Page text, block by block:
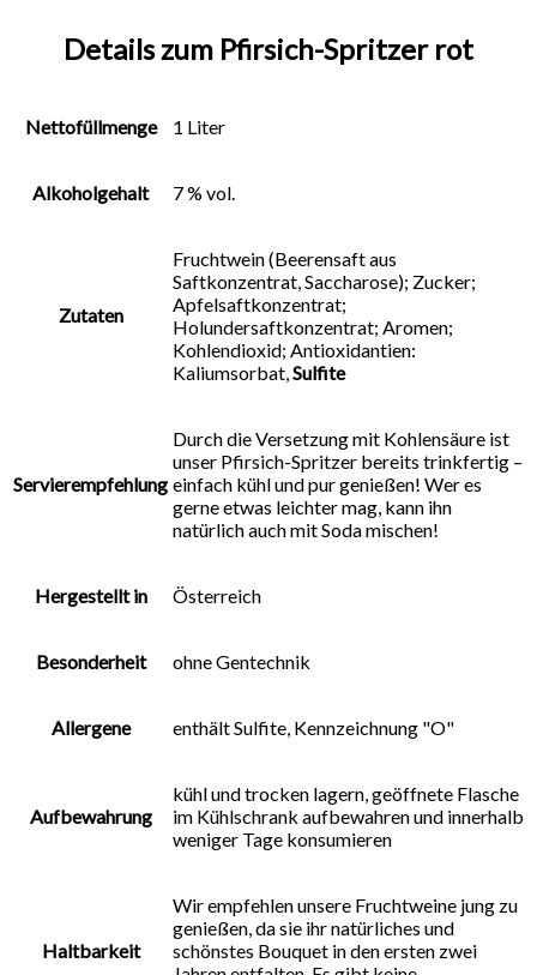
Details zum Pfirsich-Spritzer rot
Nettofüllmenge 1 Liter
Alkoholgehalt 7 % vol.
Zutaten
Fruchtwein (Beerensaft aus
Saftkonzentrat, Saccharose); Zucker;
Apfelsaftkonzentrat;
Holundersaftkonzentrat; Aromen;
Kohlendioxid; Antioxidantien:
Kaliumsorbat, Sulfite
Servierempfehlung
Durch die Versetzung mit Kohlensäure ist
unser Pfirsich-Spritzer bereits trinkfertig –
einfach kühl und pur genießen! Wer es
gerne etwas leichter mag, kann ihn
natürlich auch mit Soda mischen!
Hergestellt in Österreich
Besonderheit ohne Gentechnik
Allergene enthält Sulfite, Kennzeichnung "O"
Aufbewahrung
kühl und trocken lagern, geöffnete Flasche
im Kühlschrank aufbewahren und innerhalb
weniger Tage konsumieren
Haltbarkeit
Wir empfehlen unsere Fruchtweine jung zu
genießen, da sie ihr natürliches und
schönstes Bouquet in den ersten zwei